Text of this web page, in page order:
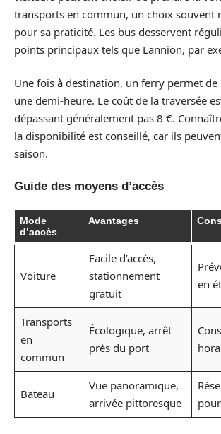
transports en commun, un choix souvent
pour sa praticité. Les bus desservent
points principaux tels que Lannion, par
Une fois à destination, un ferry permet de
une demi-heure. Le coût de la traversée
dépassant généralement pas 8 €.
la disponibilité est conseillé, car ils
saison.
Guide des moyens d’accès
Mode
d’accès
Avantages
Voiture
Facile d’accès,
stationnement
gratuit
en
Transports
en
commun
Écologique, arrêt
près du port
Bateau
Vue panoramique,
arrivée pittoresque